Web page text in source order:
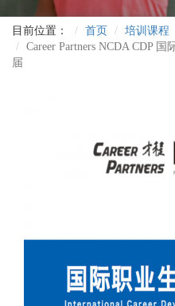
目前位置： 首页
培训课程
Career Partners NCDA CDP
届